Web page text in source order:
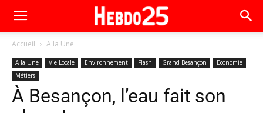
Accueil A la Une
A la Une Vie Locale Environnement Flash Grand Besançon
Economie
Métiers
À Besançon, l’eau fait son